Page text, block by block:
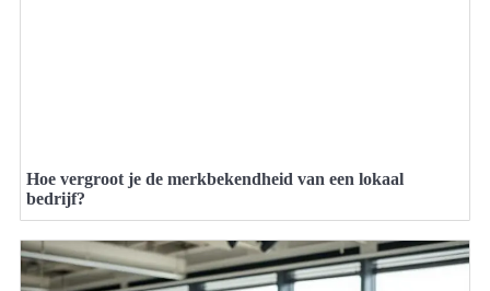
Hoe vergroot je de merkbekendheid van een lokaal
bedrijf?